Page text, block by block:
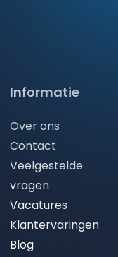
Informatie
Over ons
Contact
Veelgestelde
vragen
Vacatures
Klantervaringen
Blog